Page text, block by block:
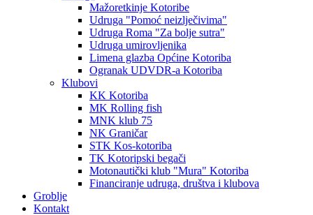
Mažoretkinje Kotoribe
Udruga "Pomoć neizlječivima"
Udruga Roma "Za bolje sutra"
Udruga umirovljenika
Limena glazba Općine Kotoriba
Ogranak UDVDR-a Kotoriba
Klubovi
KK Kotoriba
MK Rolling fish
MNK klub 75
NK Graničar
STK Kos-kotoriba
TK Kotoripski begači
Motonautički klub "Mura" Kotoriba
Financiranje udruga, društva i klubova
Groblje
Kontakt